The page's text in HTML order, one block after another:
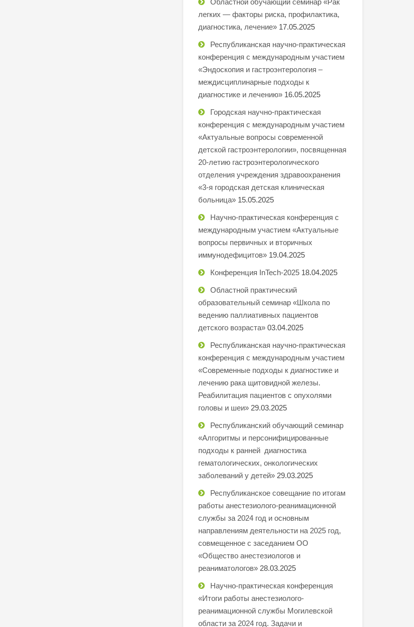
Областной обучающий семинар «Рак
легких — факторы риска, профилактика,
диагностика, лечение» 17.05.2025
Республиканская научно-практическая
конференция с международным участием
«Эндоскопия и гастроэнтерология –
междисциплинарные подходы к
диагностике и лечению» 16.05.2025
Городская научно-практическая
конференция с международным участием
«Актуальные вопросы современной
детской гастроэнтерологии», посвященная
20-летию гастроэнтерологического
отделения учреждения здравоохранения
«3-я городская детская клиническая
больница» 15.05.2025
Научно-практическая конференция с
международным участием «Актуальные
вопросы первичных и вторичных
иммунодефицитов» 19.04.2025
Конференция InTech-2025 18.04.2025
Областной практический
образовательный семинар «Школа по
ведению паллиативных пациентов
детского возраста» 03.04.2025
Республиканская научно-практическая
конференция с международным участием
«Современные подходы к диагностике и
лечению рака щитовидной железы.
Реабилитация пациентов с опухолями
головы и шеи» 29.03.2025
Республиканский обучающий семинар
«Алгоритмы и персонифицированные
подходы к ранней диагностика
гематологических, онкологических
заболеваний у детей» 29.03.2025
Республиканское совещание по итогам
работы анестезиолого-реанимационной
службы за 2024 год и основным
направлениям деятельности на 2025 год,
совмещенное с заседанием ОО
«Общество анестезиологов и
реаниматологов» 28.03.2025
Научно-практическая конференция
«Итоги работы анестезиолого-
реанимационной службы Могилевской
области за 2024 год. Задачи и